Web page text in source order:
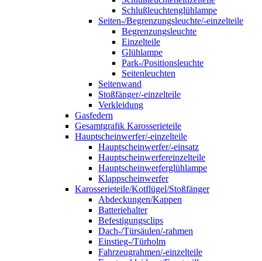
Schlußleuchtenglühlampe
Seiten-/Begrenzungsleuchte/-einzelteile
Begrenzungsleuchte
Einzelteile
Glühlampe
Park-/Positionsleuchte
Seitenleuchten
Seitenwand
Stoßfänger/-einzelteile
Verkleidung
Gasfedern
Gesamtgrafik Karosserieteile
Hauptscheinwerfer/-einzelteile
Hauptscheinwerfer/-einsatz
Hauptscheinwerfereinzelteile
Hauptscheinwerferglühlampe
Klappscheinwerfer
Karosserieteile/Kotflügel/Stoßfänger
Abdeckungen/Kappen
Batteriehalter
Befestigungsclips
Dach-/Türsäulen/-rahmen
Einstieg-/Türholm
Fahrzeugrahmen/-einzelteile